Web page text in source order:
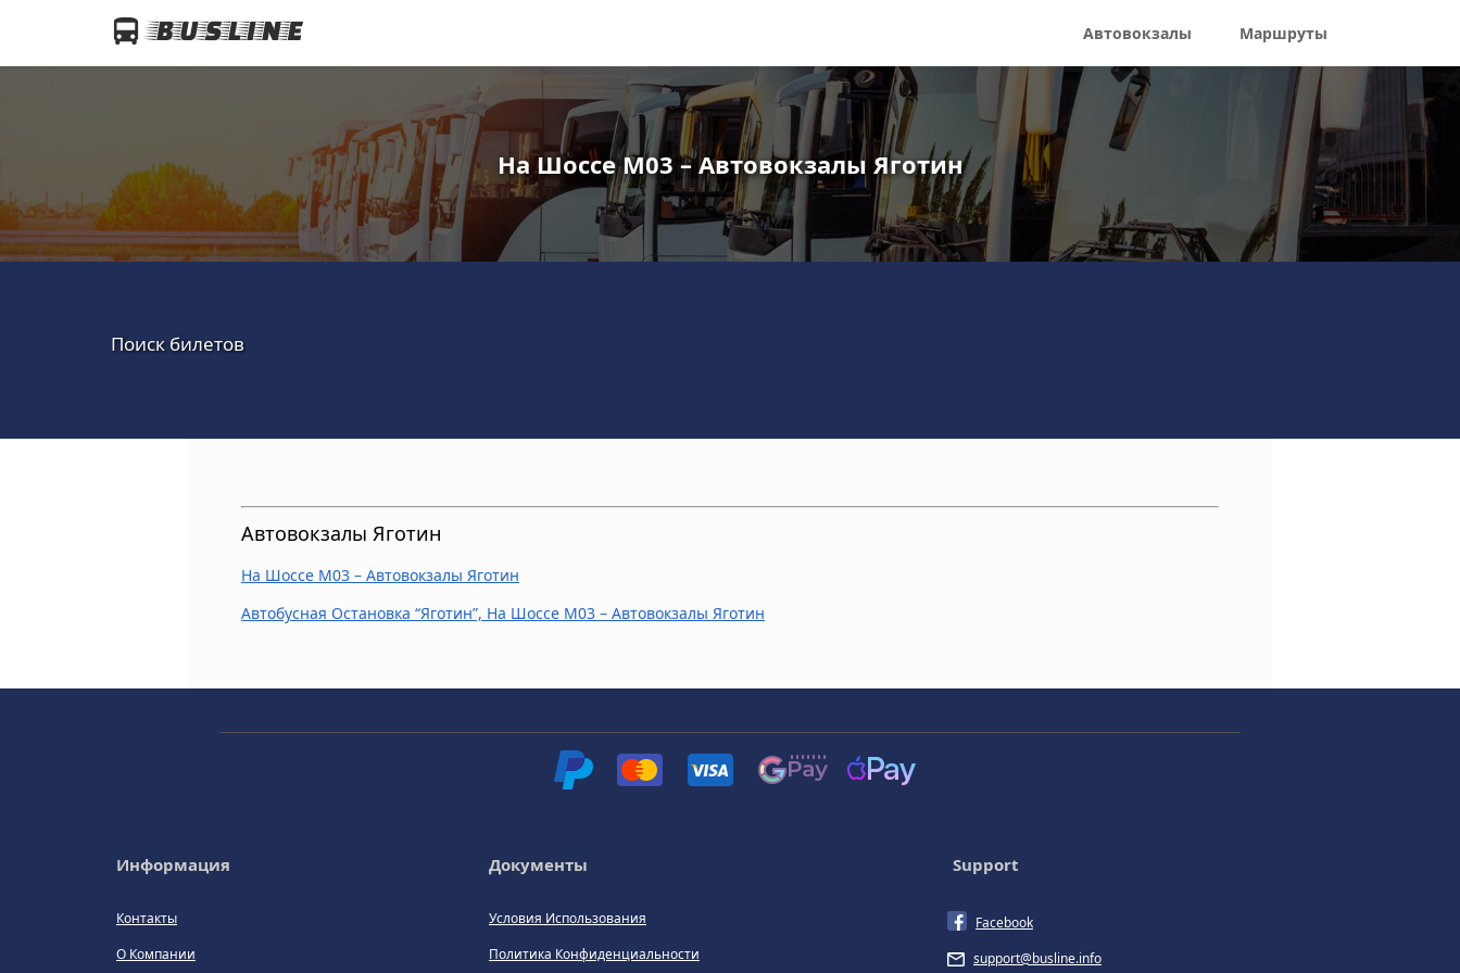
Автовокзалы Маршруты
На Шоссе M03 – Автовокзалы Яготин
Поиск билетов
Автовокзалы Яготин
На Шоссе M03 – Автовокзалы Яготин
Автобусная Остановка “Яготин”, На Шоссе M03 – Автовокзалы Яготин
Информация
Контакты
О Компании
Документы
Условия Использования
Политика Конфиденциальности
Support
Facebook
support@busline.info